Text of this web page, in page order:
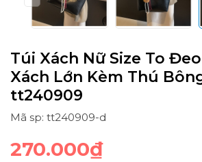
Túi Xách Nữ Size To
Xách Lớn Kèm Thú
tt240909
Mã sp: tt240909-d
270.000₫